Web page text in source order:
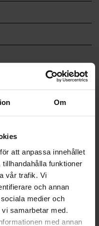
Om
att anpassa innehållet
funktioner
vår trafik. Vi
och annan
medier och
samarbetar med.
med annan